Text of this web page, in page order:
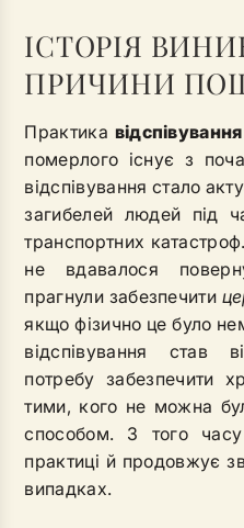
ІСТОРІЯ
ПРИЧИНИ
Практика відспівування
померлого існує з
відспівування стало
загибелей людей під
транспортних
не вдавалося
прагнули забезпечити
якщо фізично це було
відспівування став
потребу забезпечити
тими, кого не можна
способом. З того
практиці й продовжує
випадках.